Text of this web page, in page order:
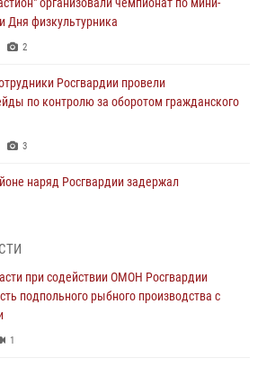
Дня физкультурника
2
Росгвардии провели
по контролю за оборотом гражданского
3
наряд Росгвардии задержал
1
росгвардейцы оперативно задержали
из пускового устройства рядом с жилыми
при содействии ОМОН Росгвардии
подпольного рыбного производства с
1